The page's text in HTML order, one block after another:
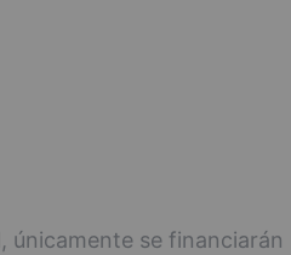
únicamente se financiarán